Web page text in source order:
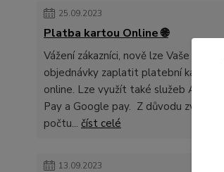
25.09.2023
Platba kartou Online 🌐
Vážení zákazníci, nově lze Vaše
objednávky zaplatit platební kartou
online. Lze využít také služeb Apple
Pay a Google pay. Z důvodu zvyšení
počtu... číst celé
13.09.2023